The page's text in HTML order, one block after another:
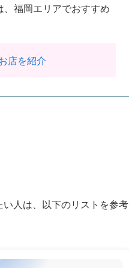
福岡エリアでおすすめ
店を紹介
人は、以下のリストを参考